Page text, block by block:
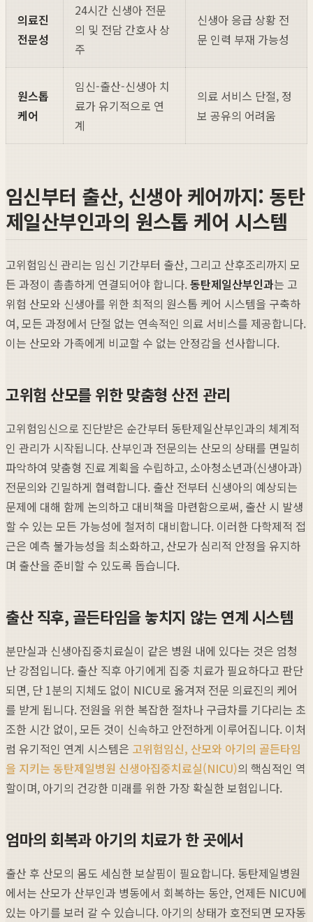
의료진
전문성
24시간 신생아 전문
의 및 전담 간호사 상
주
신생아 응급 상황 전
문 인력 부재 가능성
원스톱
케어
임신-출산-신생아 치
료가 유기적으로 연
계
의료 서비스 단절, 정
보 공유의 어려움
임신부터 출산, 신생아 케어까지: 동탄
제일산부인과의 원스톱 케어 시스템
고위험임신 관리는 임신 기간부터 출산, 그리고 산후조리까지 모
든 과정이 촘촘하게 연결되어야 합니다.동탄제일산부인과는 고
위험 산모와 신생아를 위한 최적의 원스톱 케어 시스템을 구축하
여, 모든 과정에서 단절 없는 연속적인 의료 서비스를 제공합니다.
이는 산모와 가족에게 비교할 수 없는 안정감을 선사합니다.
고위험 산모를 위한 맞춤형 산전 관리
고위험임신으로 진단받은 순간부터 동탄제일산부인과의 체계적
인 관리가 시작됩니다. 산부인과 전문의는 산모의 상태를 면밀히
파악하여 맞춤형 진료 계획을 수립하고, 소아청소년과(신생아과)
전문의와 긴밀하게 협력합니다. 출산 전부터 신생아의 예상되는
문제에 대해 함께 논의하고 대비책을 마련함으로써, 출산 시 발생
할 수 있는 모든 가능성에 철저히 대비합니다. 이러한 다학제적 접
근은 예측 불가능성을 최소화하고, 산모가 심리적 안정을 유지하
며 출산을 준비할 수 있도록 돕습니다.
출산 직후, 골든타임을 놓치지 않는 연계 시스템
분만실과 신생아집중치료실이 같은 병원 내에 있다는 것은 엄청
난 강점입니다. 출산 직후 아기에게 집중 치료가 필요하다고 판단
되면, 단 1분의 지체도 없이 NICU로 옮겨져 전문 의료진의 케어
를 받게 됩니다. 전원을 위한 복잡한 절차나 구급차를 기다리는 초
조한 시간 없이, 모든 것이 신속하고 안전하게 이루어집니다. 이처
럼 유기적인 연계 시스템은 고위험임신, 산모와 아기의 골든타임
을 지키는 동탄제일병원 신생아집중치료실(NICU)의 핵심적인 역
할이며, 아기의 건강한 미래를 위한 가장 확실한 보험입니다.
엄마의 회복과 아기의 치료가 한 곳에서
출산 후 산모의 몸도 세심한 보살핌이 필요합니다. 동탄제일병원
에서는 산모가 산부인과 병동에서 회복하는 동안, 언제든 NICU에
있는 아기를 보러 갈 수 있습니다. 아기의 상태가 호전되면 모자동